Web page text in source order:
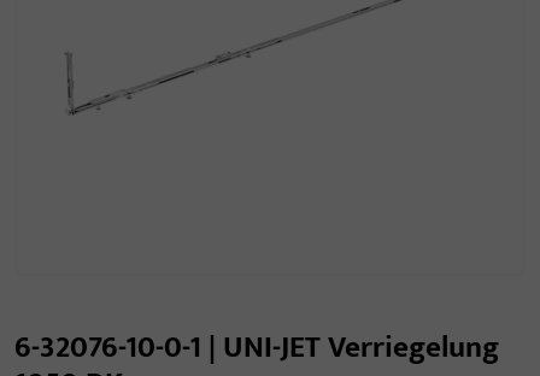
6-32076-10-0-1 | UNI-JET Verriegelung